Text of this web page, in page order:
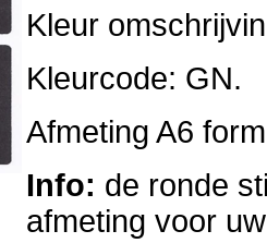
Kleur
Kleurcode: GN.
Afmeting A6
Info: de ronde
afmeting voor